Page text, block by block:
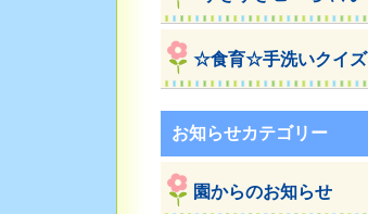
☆食育☆手洗いクイズ
お知らせカテゴリー
園からのお知らせ